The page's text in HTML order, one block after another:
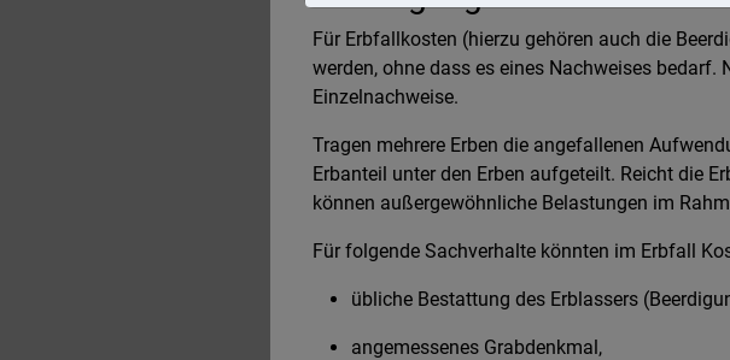
Für Erbfallkosten (hierzu gehören auch die
werden, ohne dass es eines Nachweises
Einzelnachweise.
Tragen mehrere Erben die angefallenen
Erbanteil unter den Erben aufgeteilt. Reicht die
können außergewöhnliche Belastungen im
Für folgende Sachverhalte könnten im Erbfall
übliche Bestattung des Erblassers
angemessenes Grabdenkmal,